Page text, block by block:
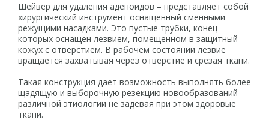
Шейвер для удаления аденоидов – представляет собой
хирургический инструмент оснащенный сменными
режущими насадками. Это пустые трубки, конец
которых оснащен лезвием, помещенном в защитный
кожух с отверстием. В рабочем состоянии лезвие
вращается захватывая через отверстие и срезая ткани.
Такая конструкция дает возможность выполнять более
щадящую и выборочную резекцию новообразований
различной этиологии не задевая при этом здоровые
ткани.